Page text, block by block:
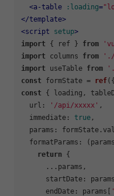
<a-table :loading=
</template>
<script setup>
import { ref } from
import columns from
'./
import useTable from
const formState = ref
const { loading,
url : '/api/xxxxx' ,
immediate : true ,
params : formState.
formatParams : ( params
return {
      ...params,
startDate :
endDate : params[